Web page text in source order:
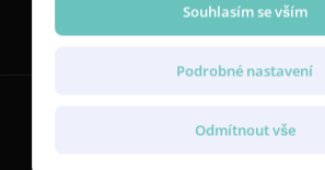
Souhlasím se vším
Podrobné nastavení
Odmítnout vše